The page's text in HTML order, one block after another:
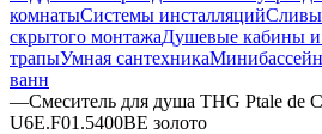
комнатыСистемы инсталляций
скрытого монтажаДушевые кабины
трапыУмная сантехника
ванн
—Смеситель для душа THG Ptale de
U6E.F01.5400BE золото